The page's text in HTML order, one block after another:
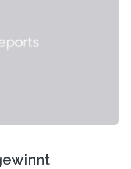
Biomedicine ist in